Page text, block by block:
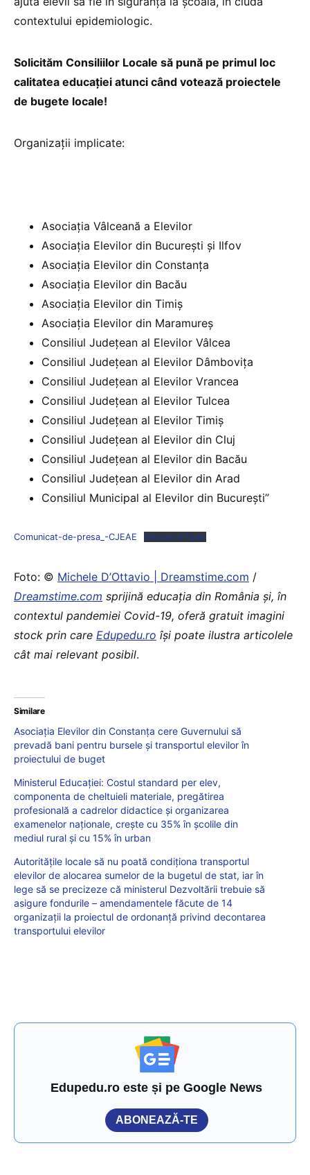
contextului epidemiologic.
Solicităm Consiliilor Locale să pună pe primul loc
calitatea educației atunci când votează proiectele
de bugete locale!
Organizații implicate:
Asociația Vâlceană a Elevilor
Asociația Elevilor din București și Ilfov
Asociația Elevilor din Constanța
Asociația Elevilor din Bacău
Asociația Elevilor din Timiș
Asociația Elevilor din Maramureș
Consiliul Județean al Elevilor Vâlcea
Consiliul Județean al Elevilor Dâmbovița
Consiliul Județean al Elevilor Vrancea
Consiliul Județean al Elevilor Tulcea
Consiliul Județean al Elevilor Timiș
Consiliul Județean al Elevilor din Cluj
Consiliul Județean al Elevilor din Bacău
Consiliul Județean al Elevilor din Arad
Consiliul Municipal al Elevilor din București”
Comunicat-de-presa_-CJEAE Descarcă fișier
Foto: © Michele D’Ottavio | Dreamstime.com /
Dreamstime.com sprijină educaţia din România şi, în
contextul pandemiei Covid-19, oferă gratuit imagini
stock prin care Edupedu.ro îşi poate ilustra articolele
cât mai relevant posibil.
Similare
Asociația Elevilor din Constanța cere Guvernului să
prevadă bani pentru bursele și transportul elevilor în
proiectului de buget
Ministerul Educației: Costul standard per elev,
componenta de cheltuieli materiale, pregătirea
profesională a cadrelor didactice și organizarea
examenelor naționale, crește cu 35% în școlile din
mediul rural și cu 15% în urban
Autoritățile locale să nu poată condiționa transportul
elevilor de alocarea sumelor de la bugetul de stat, iar în
lege să se precizeze că ministerul Dezvoltării trebuie să
asigure fondurile – amendamentele făcute de 14
organizații la proiectul de ordonanță privind decontarea
transportului elevilor
Edupedu.ro este și pe Google News
ABONEAZĂ-TE